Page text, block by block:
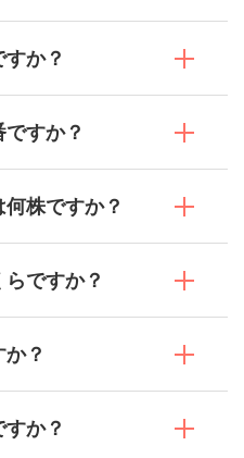
すか？
すか？
株ですか？
ですか？
？
か？